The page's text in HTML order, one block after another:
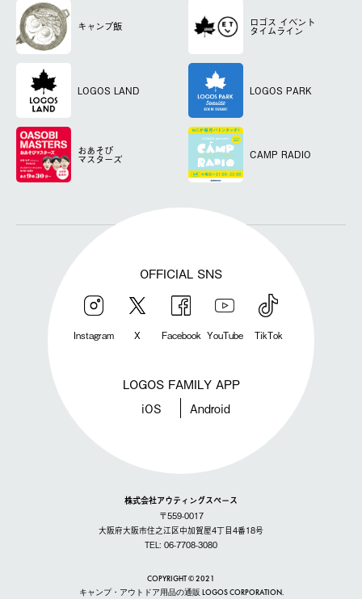
キャンプ飯 ロゴス イベント
タイムライン
LOGOS LAND LOGOS PARK
おあそび
マスターズ CAMP RADIO
OFFICIAL SNS
Instagram X Facebook YouTube TikTok
LOGOS FAMILY APP
iOS Android
株式会社アウティングスペース
〒559-0017
大阪府大阪市住之江区中加賀屋4丁目4番18号
TEL: 06-7708-3080
COPYRIGHT © 2021
キャンプ・アウトドア用品の通販 LOGOS CORPORATION.